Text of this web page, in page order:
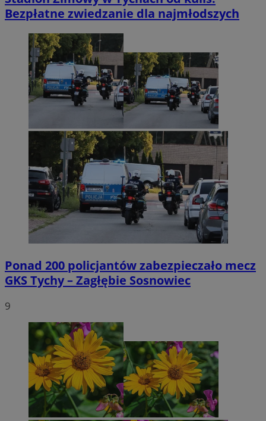
Bezpłatne zwiedzanie dla najmłodszych
Ponad 200 policjantów zabezpieczało mecz
GKS Tychy – Zagłębie Sosnowiec
9